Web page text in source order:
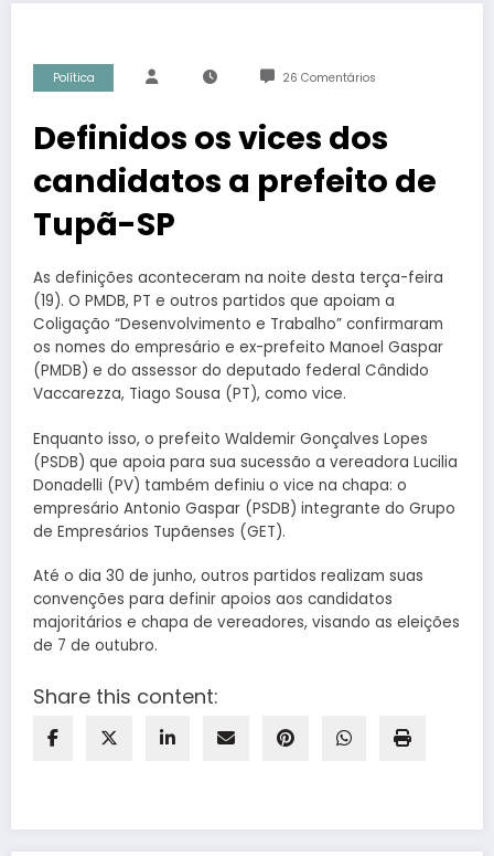
Política 26 Comentários
Definidos os vices dos
candidatos a prefeito de
Tupã-SP
As definições aconteceram na noite desta terça-feira
(19). O PMDB, PT e outros partidos que apoiam a
Coligação “Desenvolvimento e Trabalho” confirmaram
os nomes do empresário e ex-prefeito Manoel Gaspar
(PMDB) e do assessor do deputado federal Cândido
Vaccarezza, Tiago Sousa (PT), como vice.
Enquanto isso, o prefeito Waldemir Gonçalves Lopes
(PSDB) que apoia para sua sucessão a vereadora Lucilia
Donadelli (PV) também definiu o vice na chapa: o
empresário Antonio Gaspar (PSDB) integrante do Grupo
de Empresários Tupãenses (GET).
Até o dia 30 de junho, outros partidos realizam suas
convenções para definir apoios aos candidatos
majoritários e chapa de vereadores, visando as eleições
de 7 de outubro.
Share this content: